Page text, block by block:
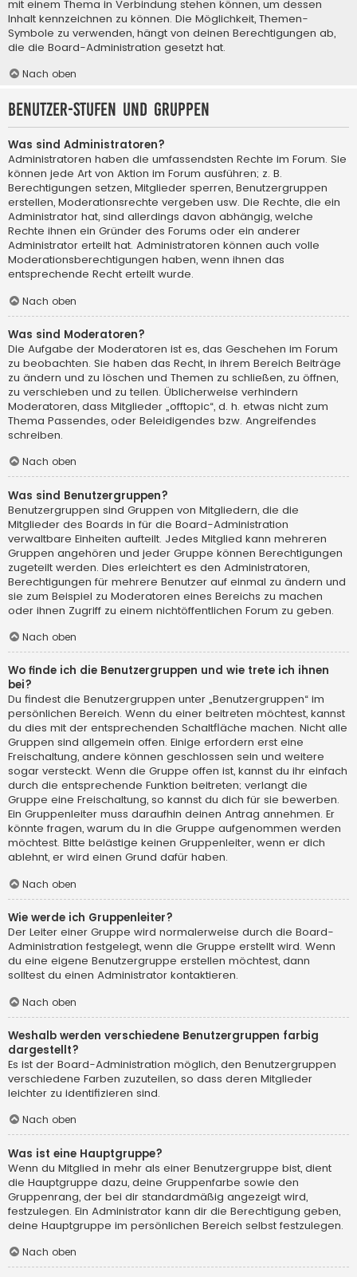
mit einem Thema in Verbindung stehen können, um dessen
Inhalt kennzeichnen zu können. Die Möglichkeit, Themen-
Symbole zu verwenden, hängt von deinen Berechtigungen ab,
die die Board-Administration gesetzt hat.
Nach oben
Benutzer-Stufen und Gruppen
Was sind Administratoren?
Administratoren haben die umfassendsten Rechte im Forum. Sie
können jede Art von Aktion im Forum ausführen; z. B.
Berechtigungen setzen, Mitglieder sperren, Benutzergruppen
erstellen, Moderationsrechte vergeben usw. Die Rechte, die ein
Administrator hat, sind allerdings davon abhängig, welche
Rechte ihnen ein Gründer des Forums oder ein anderer
Administrator erteilt hat. Administratoren können auch volle
Moderationsberechtigungen haben, wenn ihnen das
entsprechende Recht erteilt wurde.
Nach oben
Was sind Moderatoren?
Die Aufgabe der Moderatoren ist es, das Geschehen im Forum
zu beobachten. Sie haben das Recht, in ihrem Bereich Beiträge
zu ändern und zu löschen und Themen zu schließen, zu öffnen,
zu verschieben und zu teilen. Üblicherweise verhindern
Moderatoren, dass Mitglieder „offtopic“, d. h. etwas nicht zum
Thema Passendes, oder Beleidigendes bzw. Angreifendes
schreiben.
Nach oben
Was sind Benutzergruppen?
Benutzergruppen sind Gruppen von Mitgliedern, die die
Mitglieder des Boards in für die Board-Administration
verwaltbare Einheiten aufteilt. Jedes Mitglied kann mehreren
Gruppen angehören und jeder Gruppe können Berechtigungen
zugeteilt werden. Dies erleichtert es den Administratoren,
Berechtigungen für mehrere Benutzer auf einmal zu ändern und
sie zum Beispiel zu Moderatoren eines Bereichs zu machen
oder ihnen Zugriff zu einem nichtöffentlichen Forum zu geben.
Nach oben
Wo finde ich die Benutzergruppen und wie trete ich ihnen
bei?
Du findest die Benutzergruppen unter „Benutzergruppen“ im
persönlichen Bereich. Wenn du einer beitreten möchtest, kannst
du dies mit der entsprechenden Schaltfläche machen. Nicht alle
Gruppen sind allgemein offen. Einige erfordern erst eine
Freischaltung, andere können geschlossen sein und weitere
sogar versteckt. Wenn die Gruppe offen ist, kannst du ihr einfach
durch die entsprechende Funktion beitreten; verlangt die
Gruppe eine Freischaltung, so kannst du dich für sie bewerben.
Ein Gruppenleiter muss daraufhin deinen Antrag annehmen. Er
könnte fragen, warum du in die Gruppe aufgenommen werden
möchtest. Bitte belästige keinen Gruppenleiter, wenn er dich
ablehnt, er wird einen Grund dafür haben.
Nach oben
Wie werde ich Gruppenleiter?
Der Leiter einer Gruppe wird normalerweise durch die Board-
Administration festgelegt, wenn die Gruppe erstellt wird. Wenn
du eine eigene Benutzergruppe erstellen möchtest, dann
solltest du einen Administrator kontaktieren.
Nach oben
Weshalb werden verschiedene Benutzergruppen farbig
dargestellt?
Es ist der Board-Administration möglich, den Benutzergruppen
verschiedene Farben zuzuteilen, so dass deren Mitglieder
leichter zu identifizieren sind.
Nach oben
Was ist eine Hauptgruppe?
Wenn du Mitglied in mehr als einer Benutzergruppe bist, dient
die Hauptgruppe dazu, deine Gruppenfarbe sowie den
Gruppenrang, der bei dir standardmäßig angezeigt wird,
festzulegen. Ein Administrator kann dir die Berechtigung geben,
deine Hauptgruppe im persönlichen Bereich selbst festzulegen.
Nach oben